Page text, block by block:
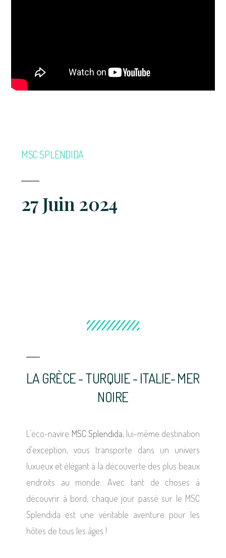
MSC SPLENDIDA
27 Juin 2024
LA GRÈCE - TURQUIE - ITALIE- MER
NOIRE
L’éco-navire MSC Splendida, lui-même destination
d’exception, vous transporte dans un univers
luxueux et élégant à la découverte des plus beaux
endroits au monde. Avec tant de choses à
découvrir à bord, chaque jour passé sur le MSC
Splendida est une véritable aventure pour les
hôtes de tous les âges !